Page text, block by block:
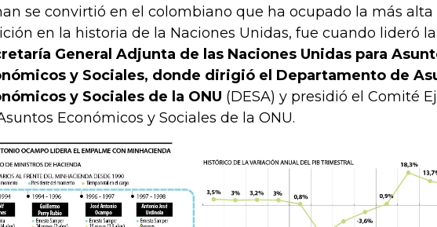
se convirtió en el colombiano que ha ocupado la más alta
en la historia de la Naciones Unidas, fue cuando lideró la
General Adjunta de las Naciones Unidas para
y Sociales, donde dirigió el Departamento de
y Sociales de la ONU (DESA) y presidió el Comité
Económicos y Sociales de la ONU.